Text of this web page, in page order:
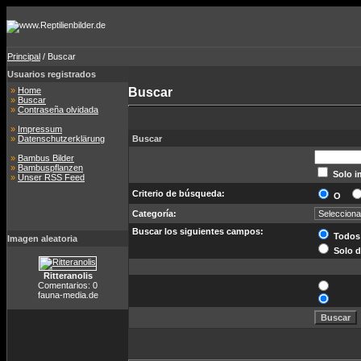
Principal / Buscar
Usuarios registrados
» Home
» Buscar
» Contraseña olvidada
» Impressum
» Datenschutzerklärung
» Bambus Bilder
» Bambuspflanzen
» Unser RSS Feed
Imagen aleatoria
Ritteranolis
Comentarios: 0
fauna-media.de
Buscar
Buscar
Solo
Criterio de búsqueda:
O
Categoría:
Buscar los siguientes campos:
Solo